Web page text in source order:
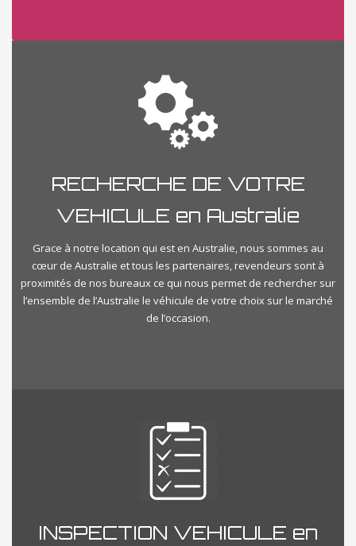
RECHERCHE DE VOTRE
VEHICULE en Australie
Grace à notre location qui est en Australie, nous sommes au
cœur de Australie et tous les partenaires, revendeurs sont à
proximités de nos bureaux ce qui nous permet de rechercher sur
l’ensemble de l’Australie le véhicule de votre choix sur le marché
de l’occasion.
INSPECTION VEHICULE en